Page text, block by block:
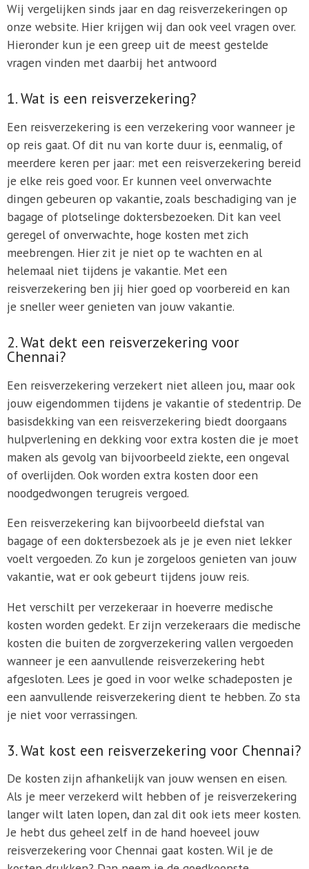
Wij vergelijken sinds jaar en dag reisverzekeringen op
onze website. Hier krijgen wij dan ook veel vragen over.
Hieronder kun je een greep uit de meest gestelde
vragen vinden met daarbij het antwoord
1. Wat is een reisverzekering?
Een reisverzekering is een verzekering voor wanneer je
op reis gaat. Of dit nu van korte duur is, eenmalig, of
meerdere keren per jaar: met een reisverzekering bereid
je elke reis goed voor. Er kunnen veel onverwachte
dingen gebeuren op vakantie, zoals beschadiging van je
bagage of plotselinge doktersbezoeken. Dit kan veel
geregel of onverwachte, hoge kosten met zich
meebrengen. Hier zit je niet op te wachten en al
helemaal niet tijdens je vakantie. Met een
reisverzekering ben jij hier goed op voorbereid en kan
je sneller weer genieten van jouw vakantie.
2. Wat dekt een reisverzekering voor
Chennai?
Een reisverzekering verzekert niet alleen jou, maar ook
jouw eigendommen tijdens je vakantie of stedentrip. De
basisdekking van een reisverzekering biedt doorgaans
hulpverlening en dekking voor extra kosten die je moet
maken als gevolg van bijvoorbeeld ziekte, een ongeval
of overlijden. Ook worden extra kosten door een
noodgedwongen terugreis vergoed.
Een reisverzekering kan bijvoorbeeld diefstal van
bagage of een doktersbezoek als je je even niet lekker
voelt vergoeden. Zo kun je zorgeloos genieten van jouw
vakantie, wat er ook gebeurt tijdens jouw reis.
Het verschilt per verzekeraar in hoeverre medische
kosten worden gedekt. Er zijn verzekeraars die medische
kosten die buiten de zorgverzekering vallen vergoeden
wanneer je een aanvullende reisverzekering hebt
afgesloten. Lees je goed in voor welke schadeposten je
een aanvullende reisverzekering dient te hebben. Zo sta
je niet voor verrassingen.
3. Wat kost een reisverzekering voor Chennai?
De kosten zijn afhankelijk van jouw wensen en eisen.
Als je meer verzekerd wilt hebben of je reisverzekering
langer wilt laten lopen, dan zal dit ook iets meer kosten.
Je hebt dus geheel zelf in de hand hoeveel jouw
reisverzekering voor Chennai gaat kosten. Wil je de